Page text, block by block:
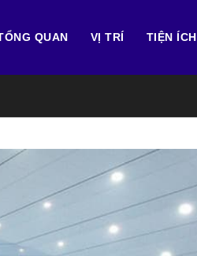
QUAN VỊ TRÍ TIỆN ÍCH